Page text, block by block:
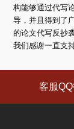
构能够通过代写
导，并且得到了
的论文代写反抄
我们感谢一直支
客服